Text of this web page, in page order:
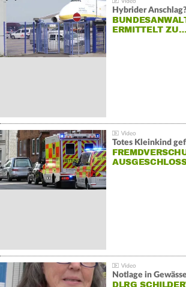
Hybrider Anschlag?
ERMITTELT
Totes Kleinkind
Notlage in